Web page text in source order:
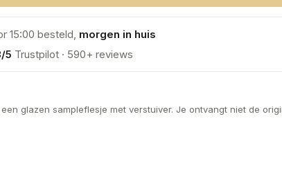
15:00 besteld, morgen in huis
5 Trustpilot · 590+ reviews
glazen sampleflesje met verstuiver. Je ontvangt niet de